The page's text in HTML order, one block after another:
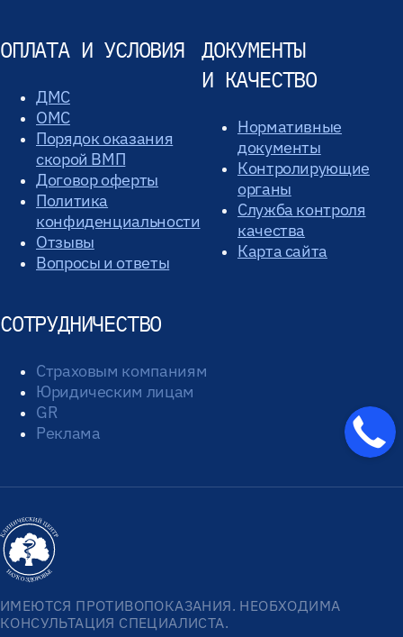
ОПЛАТА И УСЛОВИЯ
ДМС
ОМС
Порядок оказания
скорой ВМП
Договор оферты
Политика
конфиденциальности
Отзывы
Вопросы и ответы
ДОКУМЕНТЫ
И КАЧЕСТВО
Нормативные
документы
Контролирующие
органы
Служба контроля
качества
Карта сайта
СОТРУДНИЧЕСТВО
Страховым компаниям
Юридическим лицам
GR
Реклама
ИМЕЮТСЯ ПРОТИВОПОКАЗАНИЯ. НЕОБХОДИМА
КОНСУЛЬТАЦИЯ СПЕЦИАЛИСТА.